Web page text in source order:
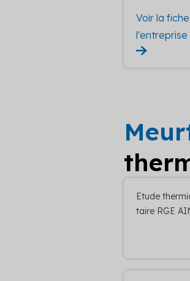
Voir la
l'entreprise
Etude
taire RGE